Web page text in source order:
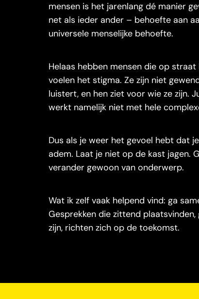
mensen is het jarenlang dé manier
net als ieder ander – behoefte aan
universele menselijke behoefte.
Helaas hebben mensen die op
voelen het stigma. Ze zijn niet
luistert, en hen ziet voor wie ze zijn.
werkt namelijk niet met hele
Dus als je weer het gevoel hebt dat
adem. Laat je niet op de kast jagen.
verander gewoon van onderwerp.
Wat ik zelf vaak helpend vind: ga
Gesprekken die zittend
zijn, richten zich op de toekomst.